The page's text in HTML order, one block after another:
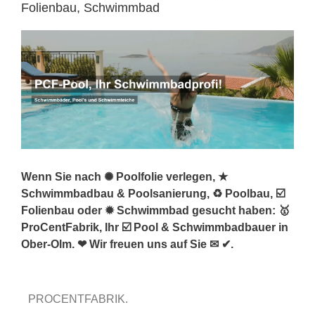
Folienbau, Schwimmbad
Wenn Sie nach ✺ Poolfolie verlegen, ★
Schwimmbadbau & Poolsanierung, ♻ Poolbau, ☑️
Folienbau oder ✹ Schwimmbad gesucht haben: 🥇
ProCentFabrik, Ihr ☑️ Pool & Schwimmbadbauer in
Ober-Olm. ❤ Wir freuen uns auf Sie ✉ ✔.
PROCENTFABRIK.